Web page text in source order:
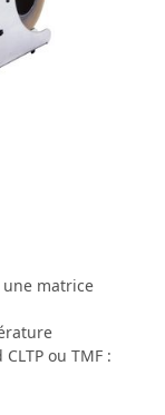
matrice
ou TMF :